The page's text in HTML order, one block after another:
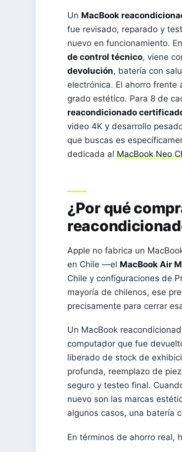
Un MacBook
fue revisado, reparado y
nuevo en funcionamiento.
de control técnico, viene
devolución, batería con
electrónica. El ahorro frente
grado estético. Para 8 de
reacondicionado
video 4K y desarrollo
que buscas es
dedicada al MacBook Neo
¿Por qué
Apple no fabrica un
en Chile —el MacBook Air
Chile y configuraciones de
mayoría de chilenos, ese
precisamente para cerrar
Un MacBook
computador que fue
liberado de stock de
profunda, reemplazo de
seguro y testeo final.
nuevo son las marcas
algunos casos, una batería
En términos de ahorro real,